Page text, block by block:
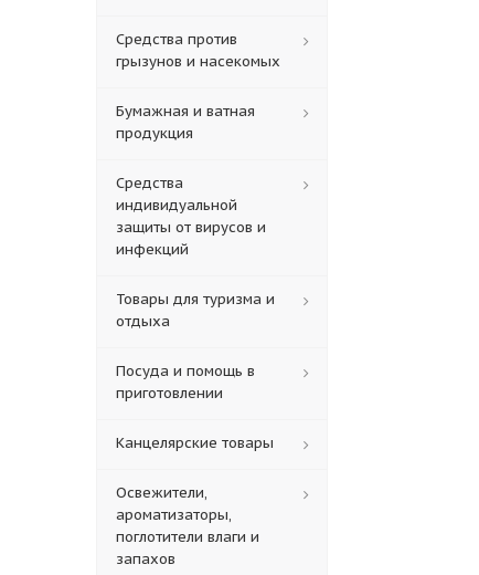
Средства против
грызунов и насекомых
Бумажная и ватная
продукция
Средства
индивидуальной
защиты от вирусов и
инфекций
Товары для туризма и
отдыха
Посуда и помощь в
приготовлении
Канцелярские товары
Освежители,
ароматизаторы,
поглотители влаги и
запахов